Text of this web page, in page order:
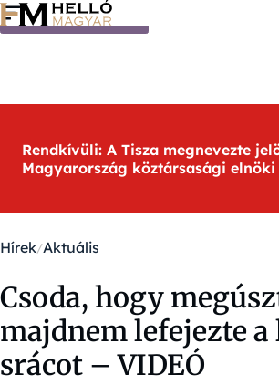
Ugrás a tartalomra
Rendkívüli: A Tisza megnevezte
Magyarország köztársasági
Hírek Aktuális
Csoda, hogy
majdnem lefejezte
srácot – VIDEÓ